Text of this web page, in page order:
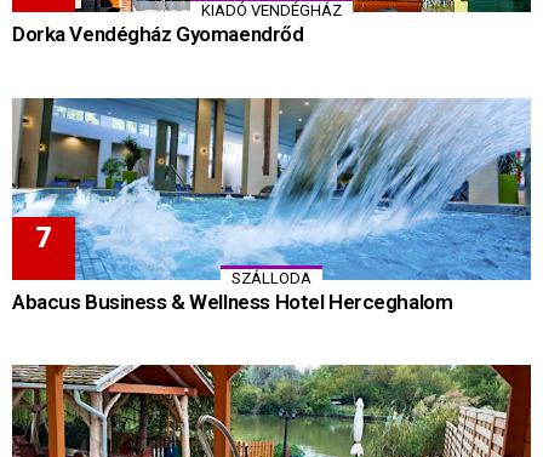
KIADÓ VENDÉGHÁZ
Dorka Vendégház Gyomaendrőd
SZÁLLODA
Abacus Business & Wellness Hotel Herceghalom